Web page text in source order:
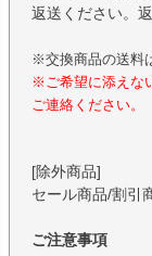
返送ください。
※交換商品の送料
※ご希望に添えな
ご連絡ください。
[除外商品]
セール商品/割引
ご注意事項